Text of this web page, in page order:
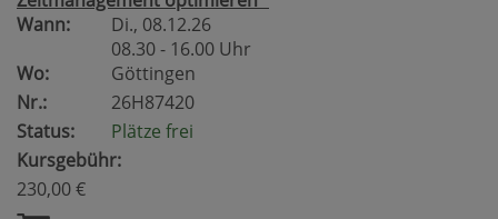
Wann:
Di., 08.12.26
08.30 - 16.00 Uhr
Wo:
Göttingen
Nr.:
26H87420
Status:
Plätze frei
Kursgebühr:
230,00 €